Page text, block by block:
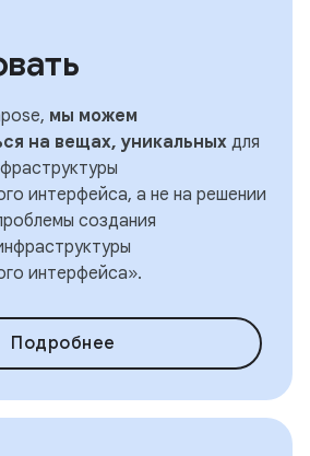
мы можем
на вещах, уникальных для
интерфейса, а не на решении
создания
интерфейса».
Подробнее